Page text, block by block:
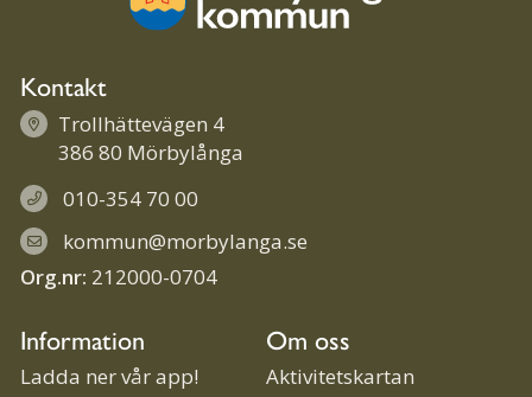
Kontakt
Trollhättevägen 4
386 80 Mörbylånga
010-354 70 00
kommun@morbylanga.se
Org.nr: 212000-0704
Information
Ladda ner vår app!
Om oss
Aktivitetskartan